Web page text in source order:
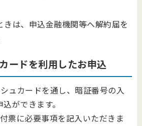
きは、申込金融機関等へ解約届を
ードを利用したお申込
ュカードを通し、暗証番号の入
ができます。
票に必要事項を記入いただきま